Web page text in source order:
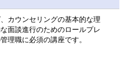
カウンセリングの基本的な理
面談進行のためのロールプレ
理職に必須の講座です。